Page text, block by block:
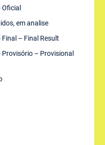
em analise
Final – Final Result
Provisório – Provisional